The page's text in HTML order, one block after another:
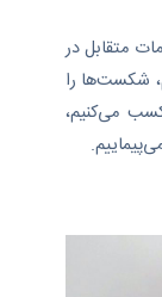
متقابل در
شکست‌ها را
می‌کنیم،